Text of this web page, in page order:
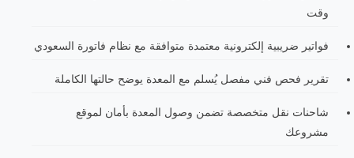
وقت
فواتير ضريبية إلكترونية معتمدة متوافقة مع نظام فاتورة السعودي
تقرير فحص فني مفصل يُسلم مع المعدة يوضح حالتها الكاملة
شاحنات نقل متخصصة تضمن وصول المعدة بأمان لموقع
مشروعك